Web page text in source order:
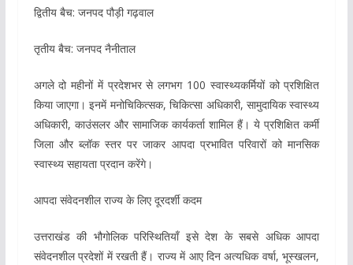
द्वितीय बैच: जनपद पौड़ी गढ़वाल
तृतीय बैच: जनपद नैनीताल
अगले दो महीनों में प्रदेशभर से लगभग 100 स्वास्थ्यकर्मियों को प्रशिक्षित
किया जाएगा। इनमें मनोचिकित्सक, चिकित्सा अधिकारी, सामुदायिक स्वास्थ्य
अधिकारी, काउंसलर और सामाजिक कार्यकर्ता शामिल हैं। ये प्रशिक्षित कर्मी
जिला और ब्लॉक स्तर पर जाकर आपदा प्रभावित परिवारों को मानसिक
स्वास्थ्य सहायता प्रदान करेंगे।
आपदा संवेदनशील राज्य के लिए दूरदर्शी कदम
उत्तराखंड की भौगोलिक परिस्थितियाँ इसे देश के सबसे अधिक आपदा
संवेदनशील प्रदेशों में रखती हैं। राज्य में आए दिन अत्यधिक वर्षा, भूस्खलन,